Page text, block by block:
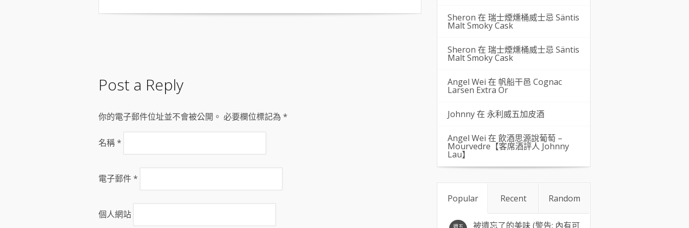
Post a Reply
你的電子郵件位址並不會被公開。 必要欄位標記為 *
名稱*
電子郵件*
個人網站
Sheron 在 瑞士煙燻桶威士忌 Säntis
Malt Smoky Cask
Sheron 在 瑞士煙燻桶威士忌 Säntis
Malt Smoky Cask
Angel Wei 在 帆船干邑 Cognac
Larsen Extra Or
Johnny 在 永利威五加皮酒
Angel Wei 在 飲酒思源說葡萄 –
Mourvedre【客席酒評人 Johnny
Lau】
Popular Recent Random
被遺忘了的美味 (警告: 內有可